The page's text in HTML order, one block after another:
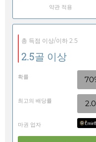
약관 적용
총 득점 이상/이하 2.5
2.5골 이상
확률
최고의 배당률
마권 업자